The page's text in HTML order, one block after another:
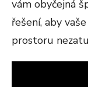
vám obyčejná
řešení, aby
prostoru